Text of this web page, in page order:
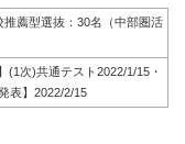
薦型選抜：30名（中部圏活
(1次)共通テスト2022/1/15・
表】2022/2/15